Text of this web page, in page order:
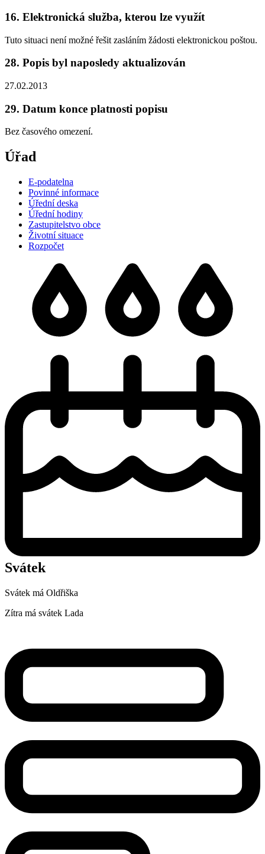
16. Elektronická služba, kterou lze využít
Tuto situaci není možné řešit zasláním žádosti elektronickou poštou.
28. Popis byl naposledy aktualizován
27.02.2013
29. Datum konce platnosti popisu
Bez časového omezení.
Úřad
E-podatelna
Povinné informace
Úřední deska
Úřední hodiny
Zastupitelstvo obce
Životní situace
Rozpočet
Svátek
Svátek má Oldřiška
Zítra má svátek Lada